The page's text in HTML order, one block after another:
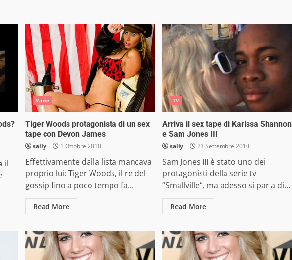
il
Varie
Tiger Woods protagonista di un sex
tape con Devon James
sally 1 Ottobre 2010
Effettivamente dalla lista mancava
proprio lui: Tiger Woods, il re del
gossip fino a poco tempo fa...
Read More
TV
Arriva il sex tape di Karissa Shannon
e Sam Jones III
sally 23 Settembre 2010
Sam Jones III è stato uno dei
protagonisti della serie tv
“Smallville“, ma adesso si parla di...
Read More